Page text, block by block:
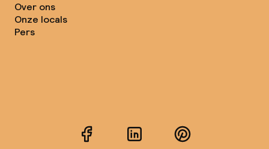
Over ons
Onze locals
Pers
FacebookLinkedInPinterest